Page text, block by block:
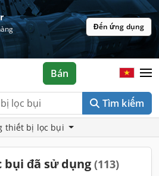
Đến ứng dụng
Tìm kiếm
Bán
thiết bị lọc bụi
đã sử dụng (113)